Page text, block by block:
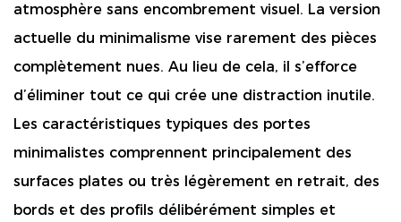
atmosphère sans encombrement visuel. La version
actuelle du minimalisme vise rarement des pièces
complètement nues. Au lieu de cela, il s’efforce
d’éliminer tout ce qui crée une distraction inutile.
Les caractéristiques typiques des portes
minimalistes comprennent principalement des
surfaces plates ou très légèrement en retrait, des
bords et des profils délibérément simples et